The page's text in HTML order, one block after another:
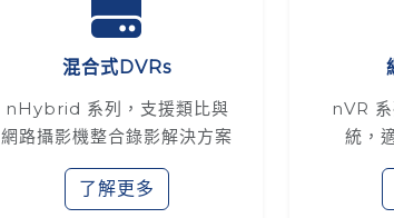
混合式DVRs
nHybrid 系列，支援類比與
網路攝影機整合錄影解決方案
了解更多
nVR
統，